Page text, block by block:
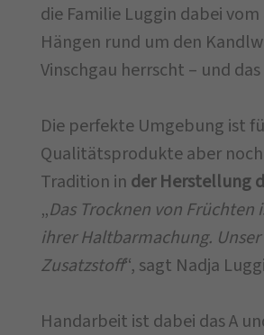
die Familie Luggin dabei
Hängen rund um den
Vinschgau herrscht – und
Die perfekte Umgebung ist
Qualitätsprodukte aber
Tradition in der Herstellung
„Das Trocknen von
ihrer Haltbarmachung.
Zusatzstoff“, sagt Nadja
Handarbeit ist dabei das A